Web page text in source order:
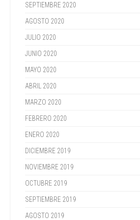
SEPTIEMBRE 2020
AGOSTO 2020
JULIO 2020
JUNIO 2020
MAYO 2020
ABRIL 2020
MARZO 2020
FEBRERO 2020
ENERO 2020
DICIEMBRE 2019
NOVIEMBRE 2019
OCTUBRE 2019
SEPTIEMBRE 2019
AGOSTO 2019